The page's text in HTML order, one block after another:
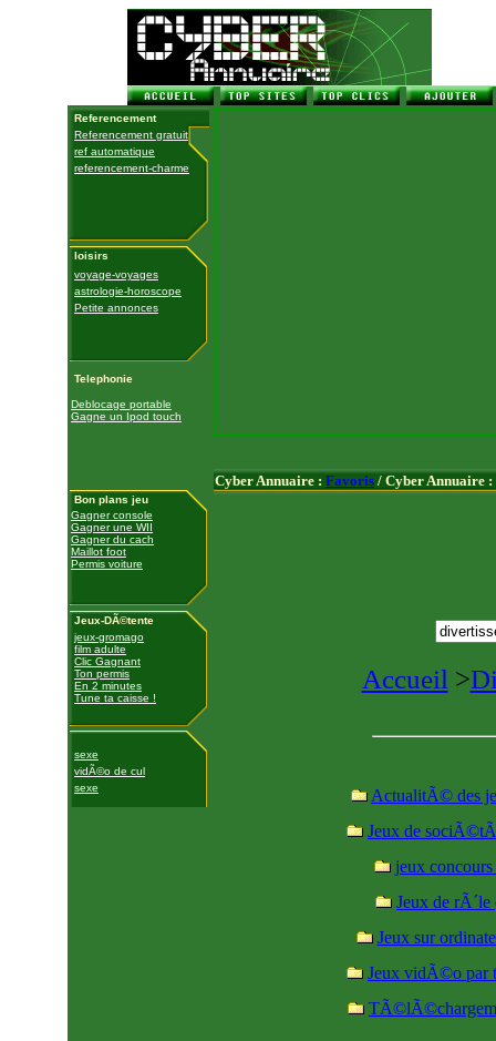
Referencement
Referencement gratuit
ref automatique
referencement-charme
loisirs
voyage-voyages
astrologie-horoscope
Petite annonces
Telephonie
Deblocage portable
Gagne un Ipod touch
Bon plans jeu
Gagner console
Gagner une WII
Gagner du cach
Maillot foot
Permis voiture
Jeux-DÃ©tente
jeux-gromago
film adulte
Clic Gagnant
Ton permis
En 2 minutes
Tune ta caisse !
sexe
vidÃ©o de cul
sexe
Cyber Annuaire : Favoris / Cyber Annuaire :
Accueil >
ActualitÃ© des
Jeux de
jeux concours
Jeux de rÃ´le
Jeux sur
Jeux vidÃ©o par